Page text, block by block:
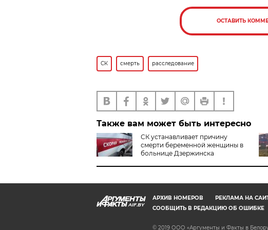
ОСТАВИТЬ
СК смерть расследование
Также вам может быть интересно
СК устанавливает причину
смерти беременной женщины в
больнице Дзержинска
AIF.BY
АРХИВ НОМЕРОВ РЕКЛАМА НА
СООБЩИТЬ В РЕДАКЦИЮ ОБ ОШИБКЕ
© 2019 ООО «Аргументы и Факты в